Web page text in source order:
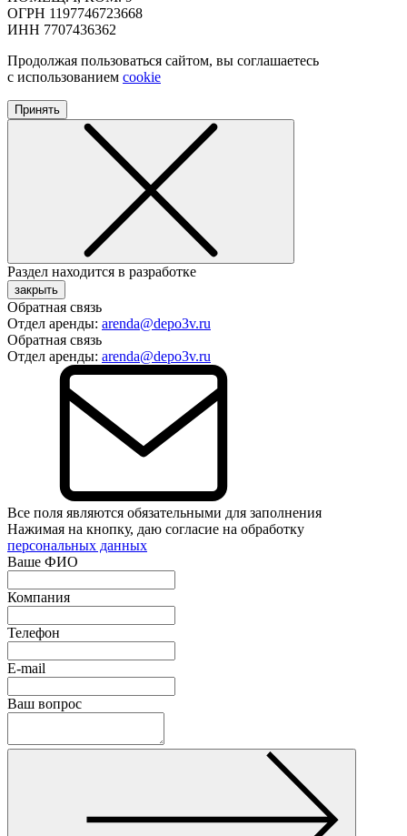
ОГРН 1197746723668
ИНН 7707436362
Продолжая пользоваться сайтом, вы соглашаетесь
с использованием cookie
Принять
Раздел находится в разработке
закрыть
Обратная связь
Отдел аренды: arenda@depo3v.ru
Обратная связь
Отдел аренды: arenda@depo3v.ru
Все поля являются обязательными для заполнения
Нажимая на кнопку, даю согласие на обработку
персональных данных
Ваше ФИО
Компания
Телефон
E-mail
Ваш вопрос